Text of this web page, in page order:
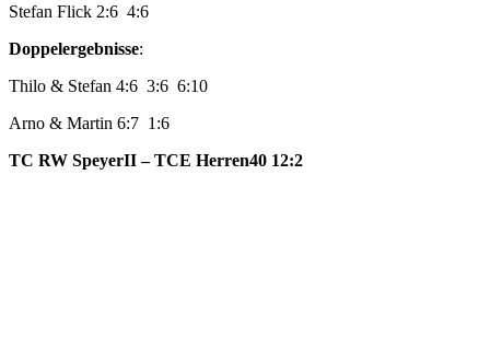
Stefan Flick 2:6 4:6
Doppelergebnisse:
Thilo & Stefan 4:6 3:6 6:10
Arno & Martin 6:7 1:6
TC RW SpeyerII – TCE Herren40 12:2